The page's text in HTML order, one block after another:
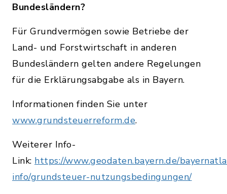
Bundesländern?
Für Grundvermögen sowie Betriebe der
Land- und Forstwirtschaft in anderen
Bundesländern gelten andere Regelungen
für die Erklärungsabgabe als in Bayern.
Informationen finden Sie unter
www.grundsteuerreform.de.
Weiterer Info-
Link: https://www.geodaten.bayern.de/
info/grundsteuer-nutzungsbedingungen/